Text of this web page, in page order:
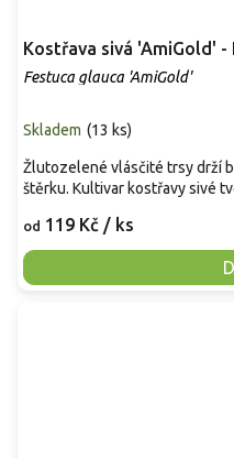
Kostřava sivá 'AmiGold'
Festuca glauca 'AmiGold'
Skladem (13 ks)
od 119 Kč / ks
Žlutozelené vlásčité trsy drží
štěrku. Kultivar kostřavy sivé